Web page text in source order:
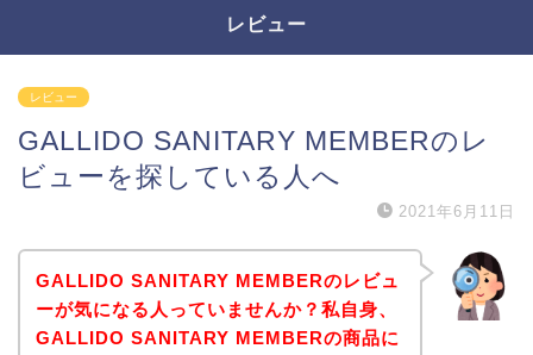
レビュー
レビュー
GALLIDO SANITARY MEMBERのレ
ビューを探している人へ
2021年6月11日
GALLIDO SANITARY MEMBERのレビュ
ーが気になる人っていませんか？私自身、
GALLIDO SANITARY MEMBERの商品に